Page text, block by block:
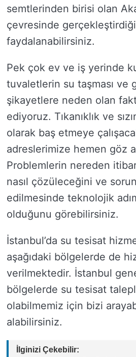
semtlerinden birisi olan
çevresinde
faydalanabilirsiniz.
Pek çok ev ve iş yerinde
tuvaletlerin su taşması ve
şikayetlere neden olan
ediyoruz. Tıkanıklık ve
olarak baş etmeye
adreslerimize hemen göz
Problemlerin nereden
nasıl çözüleceğini ve
edilmesinde teknolojik
olduğunu görebilirsiniz.
İstanbul’da su tesisat
aşağıdaki bölgelerde de
verilmektedir. İstanbul
bölgelerde su tesisat
olabilmemiz için bizi
alabilirsiniz.
İlginizi Çekebilir: